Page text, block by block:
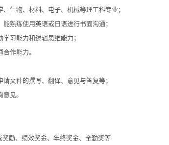
生物、材料、电子、机械等理工科专业；
熟练使用英语或日语进行书面沟通；
习能力和逻辑思维能力；
作能力。
文件的撰写、翻译、意见与答复等；
见。
励、绩效奖金、年终奖金、全勤奖等